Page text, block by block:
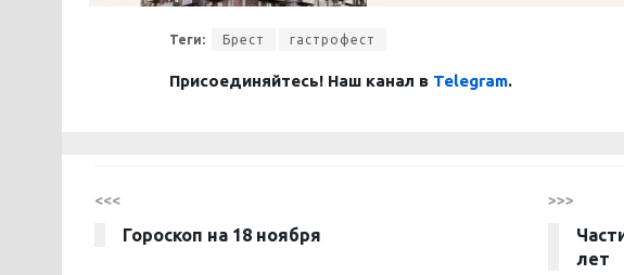
Теги: Брест гастрофест
Присоединяйтесь! Наш канал в Telegram.
<<<
Гороскоп на 18 ноября
>>>
лет